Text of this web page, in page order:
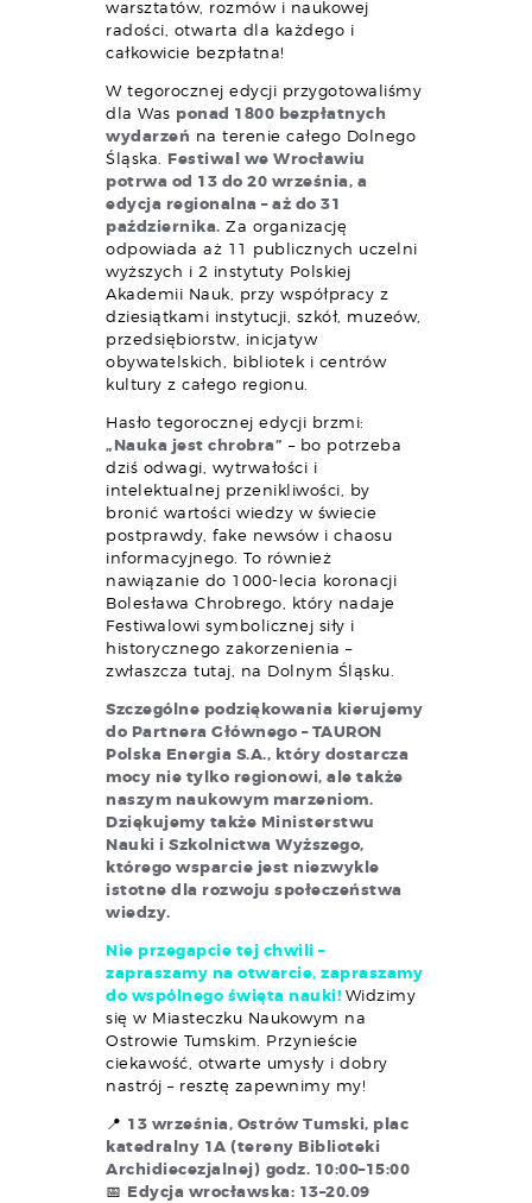
warsztatów, rozmów i naukowej
radości, otwarta dla każdego i
całkowicie bezpłatna!
W tegorocznej edycji przygotowaliśmy
dla Was ponad 1800 bezpłatnych
wydarzeń na terenie całego Dolnego
Śląska. Festiwal we Wrocławiu
potrwa od 13 do 20 września, a
edycja regionalna – aż do 31
października. Za organizację
odpowiada aż 11 publicznych uczelni
wyższych i 2 instytuty Polskiej
Akademii Nauk, przy współpracy z
dziesiątkami instytucji, szkół, muzeów,
przedsiębiorstw, inicjatyw
obywatelskich, bibliotek i centrów
kultury z całego regionu.
Hasło tegorocznej edycji brzmi:
„Nauka jest chrobra” – bo potrzeba
dziś odwagi, wytrwałości i
intelektualnej przenikliwości, by
bronić wartości wiedzy w świecie
postprawdy, fake newsów i chaosu
informacyjnego. To również
nawiązanie do 1000-lecia koronacji
Bolesława Chrobrego, który nadaje
Festiwalowi symbolicznej siły i
historycznego zakorzenienia –
zwłaszcza tutaj, na Dolnym Śląsku.
Szczególne podziękowania kierujemy
do Partnera Głównego – TAURON
Polska Energia S.A., który dostarcza
mocy nie tylko regionowi, ale także
naszym naukowym marzeniom.
Dziękujemy także Ministerstwu
Nauki i Szkolnictwa Wyższego,
którego wsparcie jest niezwykle
istotne dla rozwoju społeczeństwa
wiedzy.
Nie przegapcie tej chwili –
zapraszamy na otwarcie, zapraszamy
do wspólnego święta nauki! Widzimy
się w Miasteczku Naukowym na
Ostrowie Tumskim. Przynieście
ciekawość, otwarte umysły i dobry
nastrój – resztę zapewnimy my!
📍 13 września, Ostrów Tumski, plac
katedralny 1A (tereny Biblioteki
Archidiecezjalnej) godz. 10:00–15:00
📅 Edycja wrocławska: 13–20.09